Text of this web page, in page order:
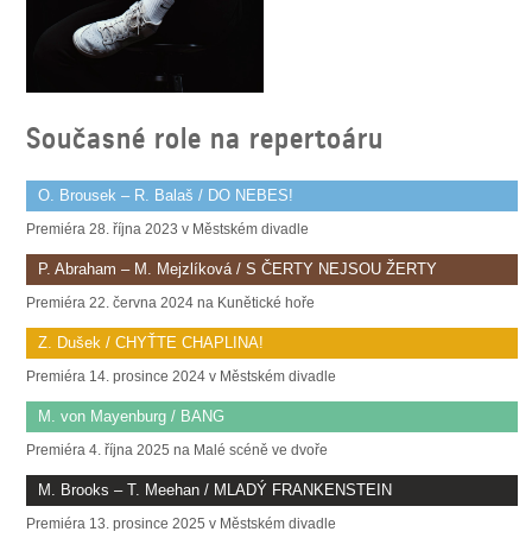
DÁLE NABÍZÍME
Současné role na repertoáru
O. Brousek – R. Balaš / DO NEBES!
Premiéra 28. října 2023 v Městském divadle
P. Abraham – M. Mejzlíková / S ČERTY NEJSOU ŽERTY
Premiéra 22. června 2024 na Kunětické hoře
Z. Dušek / CHYŤTE CHAPLINA!
Premiéra 14. prosince 2024 v Městském divadle
M. von Mayenburg / BANG
Premiéra 4. října 2025 na Malé scéně ve dvoře
M. Brooks – T. Meehan / MLADÝ FRANKENSTEIN
Premiéra 13. prosince 2025 v Městském divadle